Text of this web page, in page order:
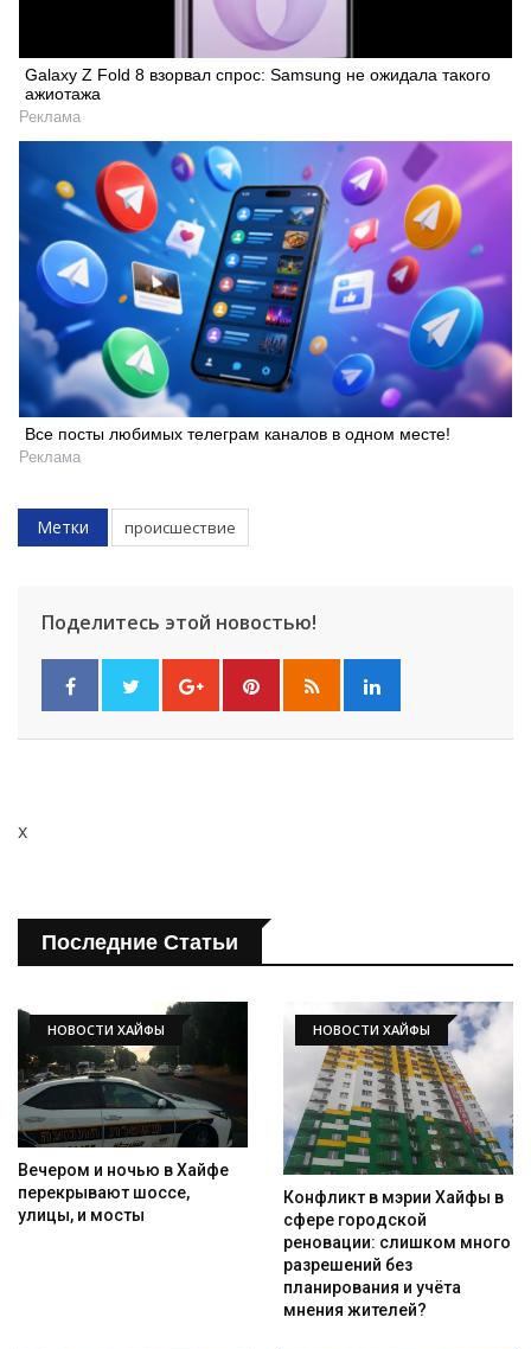
Galaxy Z Fold 8 взорвал спрос: Samsung не ожидала такого
ажиотажа
Реклама
Все посты любимых телеграм каналов в одном месте!
Реклама
Метки происшествие
Поделитесь этой новостью!
x
Последние Статьи
НОВОСТИ ХАЙФЫ
Вечером и ночью в Хайфе
перекрывают шоссе,
улицы, и мосты
НОВОСТИ ХАЙФЫ
Конфликт в мэрии Хайфы в
сфере городской
реновации: слишком много
разрешений без
планирования и учёта
мнения жителей?